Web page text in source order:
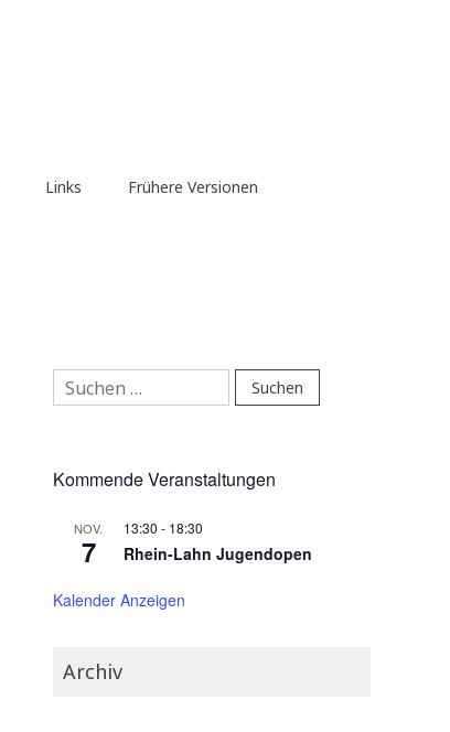
Links Frühere Versionen
Suchen
nach:
Kommende Veranstaltungen
NOV.
7
13:30 - 18:30
Rhein-Lahn Jugendopen
Kalender Anzeigen
Archiv